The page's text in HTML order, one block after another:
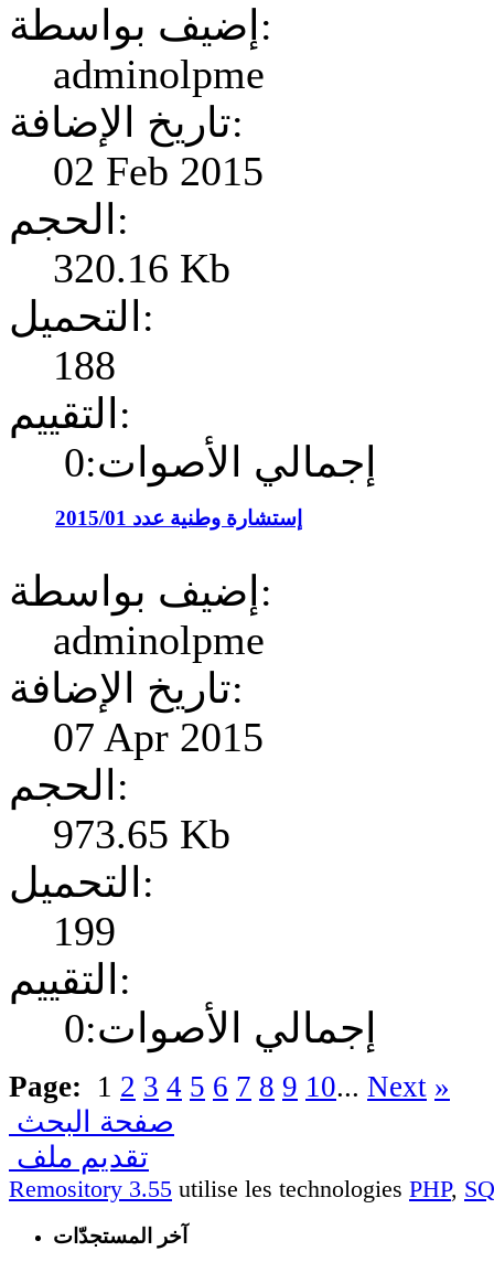
إضيف بواسطة:
adminolpme
تاريخ الإضافة:
02 Feb 2015
الحجم:
320.16 Kb
التحميل:
188
التقييم:
إجمالي الأصوات:0
إستشارة وطنية عدد 2015/01
إضيف بواسطة:
adminolpme
تاريخ الإضافة:
07 Apr 2015
الحجم:
973.65 Kb
التحميل:
199
التقييم:
إجمالي الأصوات:0
Page: 1 2 3 4 5 6 7 8 9 10... Next »
صفحة البحث
تقديم ملف
Remository 3.55 utilise les technologies PHP,
آخر المستجدّات